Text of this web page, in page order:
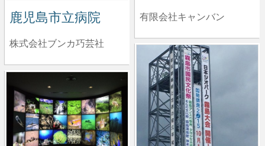
有限会社キャンバン
鹿児島市立病院
株式会社ブンカ巧芸社